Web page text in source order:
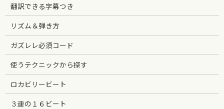
翻訳できる字幕つき
リズム＆弾き方
ガズレレ必須コード
使うテクニックから探す
ロカビリービート
３連の１６ビート